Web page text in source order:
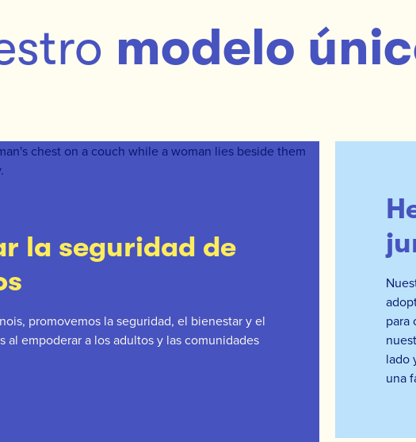
modelo
la seguridad de
promovemos la seguridad, el bienestar y el
al empoderar a los adultos y las comunidades
para
lado
una